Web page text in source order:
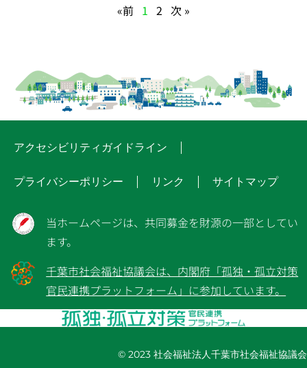
«前 1 2 次 »
アクセシビリティガイドライン
プライバシーポリシー リンク サイトマップ
当ホームページは、共同募金を財源の一部としてい
ます。
千葉市社会福祉協議会は、内閣府「孤独・孤立対策
官民連携プラットフォーム」に参加しています。
© 2023 社会福祉法人千葉市社会福祉協議会